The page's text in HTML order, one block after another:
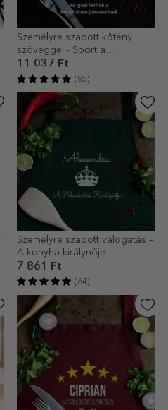
Személyre szabott kötény
szöveggel - Sport a
konyhában
11 037 Ft
(85)
Személyre szabott válogatás –
A konyha királynője
7 861 Ft
(64)